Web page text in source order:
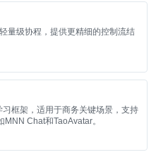
量级协程，提供更精细的控制流结
框架，适用于商务关键场景，支持
Chat和TaoAvatar。